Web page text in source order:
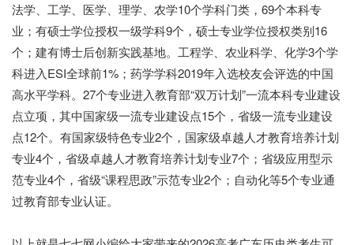
法学、工学、医学、理学、农学10个学科门类，69个本科专
业；有硕士学位授权一级学科9个，硕士专业学位授权类别16
个；建有博士后创新实践基地。工程学、农业科学、化学3个学
科进入ESI全球前1%；药学学科2019年入选校友会评选的中国
高水平学科。27个专业进入教育部“双万计划”一流本科专业建设
点立项，其中国家级一流专业建设点15个，省级一流专业建设
点12个。有国家级特色专业2个，国家级卓越人才教育培养计划
专业4个，省级卓越人才教育培养计划专业7个；省级应用型示
范专业4个，省级“课程思政”示范专业2个；自动化等5个专业通
过教育部专业认证。